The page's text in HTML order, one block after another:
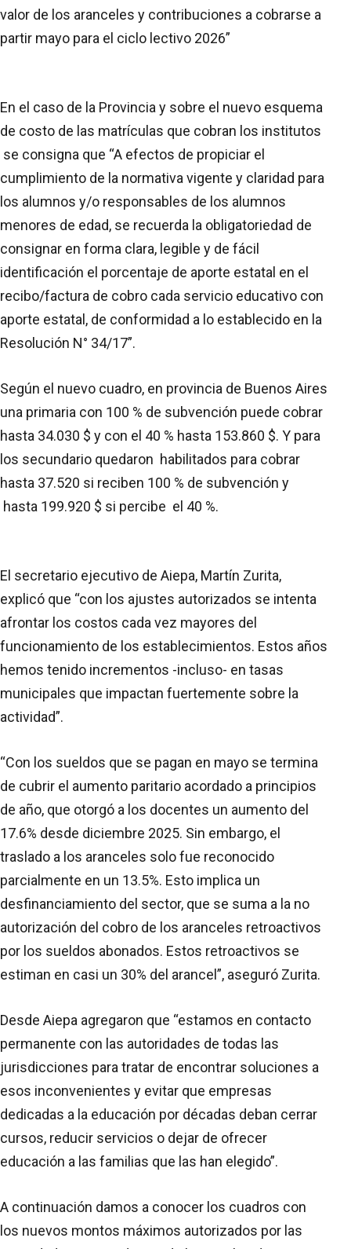
valor de los aranceles y contribuciones a cobrarse a
partir mayo para el ciclo lectivo 2026”
En el caso de la Provincia y sobre el nuevo esquema
de costo de las matrículas que cobran los institutos
se consigna que “A efectos de propiciar el
cumplimiento de la normativa vigente y claridad para
los alumnos y/o responsables de los alumnos
menores de edad, se recuerda la obligatoriedad de
consignar en forma clara, legible y de fácil
identificación el porcentaje de aporte estatal en el
recibo/factura de cobro cada servicio educativo con
aporte estatal, de conformidad a lo establecido en la
Resolución N° 34/17”.
Según el nuevo cuadro, en provincia de Buenos Aires
una primaria con 100 % de subvención puede cobrar
hasta 34.030 $ y con el 40 % hasta 153.860 $. Y para
los secundario quedaron habilitados para cobrar
hasta 37.520 si reciben 100 % de subvención y
hasta 199.920 $ si percibe el 40 %.
El secretario ejecutivo de Aiepa, Martín Zurita,
explicó que “con los ajustes autorizados se intenta
afrontar los costos cada vez mayores del
funcionamiento de los establecimientos. Estos años
hemos tenido incrementos -incluso- en tasas
municipales que impactan fuertemente sobre la
actividad”.
“Con los sueldos que se pagan en mayo se termina
de cubrir el aumento paritario acordado a principios
de año, que otorgó a los docentes un aumento del
17.6% desde diciembre 2025. Sin embargo, el
traslado a los aranceles solo fue reconocido
parcialmente en un 13.5%. Esto implica un
desfinanciamiento del sector, que se suma a la no
autorización del cobro de los aranceles retroactivos
por los sueldos abonados. Estos retroactivos se
estiman en casi un 30% del arancel”, aseguró Zurita.
Desde Aiepa agregaron que “estamos en contacto
permanente con las autoridades de todas las
jurisdicciones para tratar de encontrar soluciones a
esos inconvenientes y evitar que empresas
dedicadas a la educación por décadas deban cerrar
cursos, reducir servicios o dejar de ofrecer
educación a las familias que las han elegido”.
A continuación damos a conocer los cuadros con
los nuevos montos máximos autorizados por las